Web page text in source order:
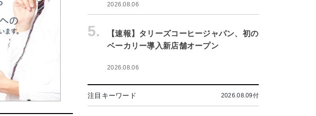
2026.08.06
5.
【速報】タリーズコーヒージャパン、初の
ベーカリー導入新店舗オープン
2026.08.06
注目キーワード 2026.08.09付